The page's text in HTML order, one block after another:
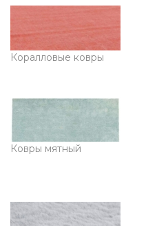
Коралловые ковры
Ковры мятный